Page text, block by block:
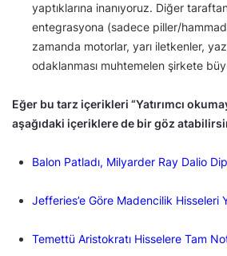
yaptıklarına inanıyoruz. Diğer
entegrasyona (sadece piller/
zamanda motorlar, yarı iletkenler,
odaklanması muhtemelen şirkete
Eğer bu tarz içerikleri “Yatırımcı
aşağıdaki içeriklere de bir göz
Balon Patladı, Milyarder Ray Dalio Dip
Jefferies’e Göre Madencilik Hisseleri
Temettü Aristokratı Hisselere Tam